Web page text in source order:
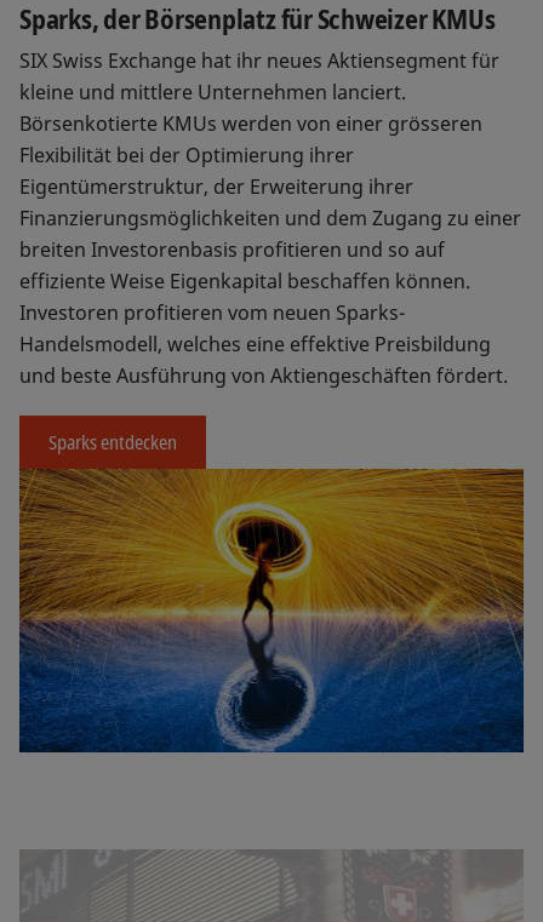
Sparks, der Börsenplatz für Schweizer KMUs
SIX Swiss Exchange hat ihr neues Aktiensegment für
kleine und mittlere Unternehmen lanciert.
Börsenkotierte KMUs werden von einer grösseren
Flexibilität bei der Optimierung ihrer
Eigentümerstruktur, der Erweiterung ihrer
Finanzierungsmöglichkeiten und dem Zugang zu einer
breiten Investorenbasis profitieren und so auf
effiziente Weise Eigenkapital beschaffen können.
Investoren profitieren vom neuen Sparks-
Handelsmodell, welches eine effektive Preisbildung
und beste Ausführung von Aktiengeschäften fördert.
Sparks entdecken